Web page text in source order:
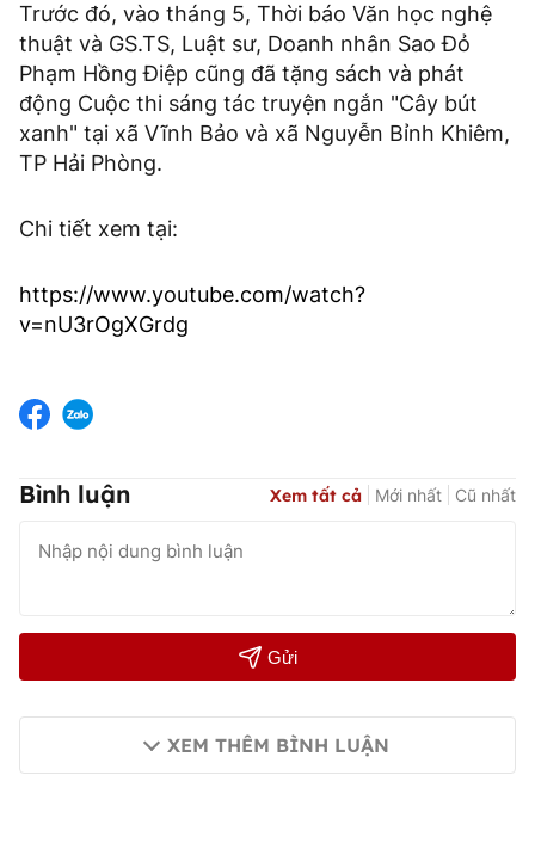
Trước đó, vào tháng 5, Thời báo Văn học nghệ
thuật và GS.TS, Luật sư, Doanh nhân Sao Đỏ
Phạm Hồng Điệp cũng đã tặng sách và phát
động Cuộc thi sáng tác truyện ngắn "Cây bút
xanh" tại xã Vĩnh Bảo và xã Nguyễn Bỉnh Khiêm,
TP Hải Phòng.
Chi tiết xem tại:
https://www.youtube.com/watch?
v=nU3rOgXGrdg
Bình luận Xem tất cả Mới nhất Cũ nhất
Gửi
XEM THÊM BÌNH LUẬN